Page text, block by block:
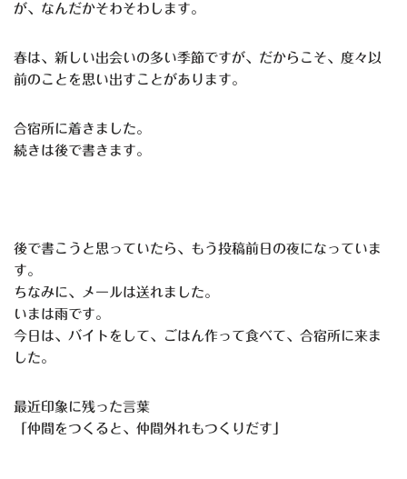
が、なんだかそわそわします。
春は、新しい出会いの多い季節ですが、だからこそ、度々以
前のことを思い出すことがあります。
合宿所に着きました。
続きは後で書きます。
後で書こうと思っていたら、もう投稿前日の夜になっていま
す。
ちなみに、メールは送れました。
いまは雨です。
今日は、バイトをして、ごはん作って食べて、合宿所に来ま
した。
最近印象に残った言葉
「仲間をつくると、仲間外れもつくりだす」